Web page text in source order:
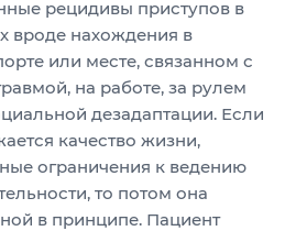
рецидивы приступов в
вроде нахождения в
или месте, связанном с
на работе, за рулем
дезадаптации. Если
качество жизни,
ограничения к ведению
то потом она
в принципе. Пациент